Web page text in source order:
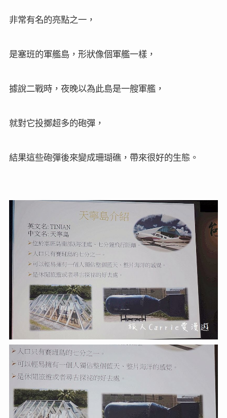
非常有名的亮點之一，
是塞班的軍艦島，形狀像個軍艦一樣，
據說二戰時，夜晚以為此島是一艘軍艦，
就對它投擲超多的砲彈，
結果這些砲彈後來變成珊瑚礁，帶來很好的生態。